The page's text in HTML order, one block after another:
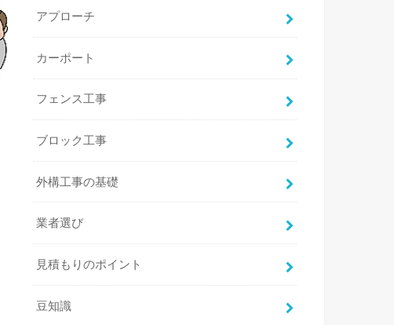
アプローチ
カーポート
フェンス工事
ブロック工事
外構工事の基礎
業者選び
見積もりのポイント
豆知識